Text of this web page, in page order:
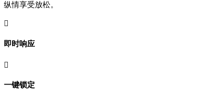
纵情享受放松。

即时响应

一键锁定